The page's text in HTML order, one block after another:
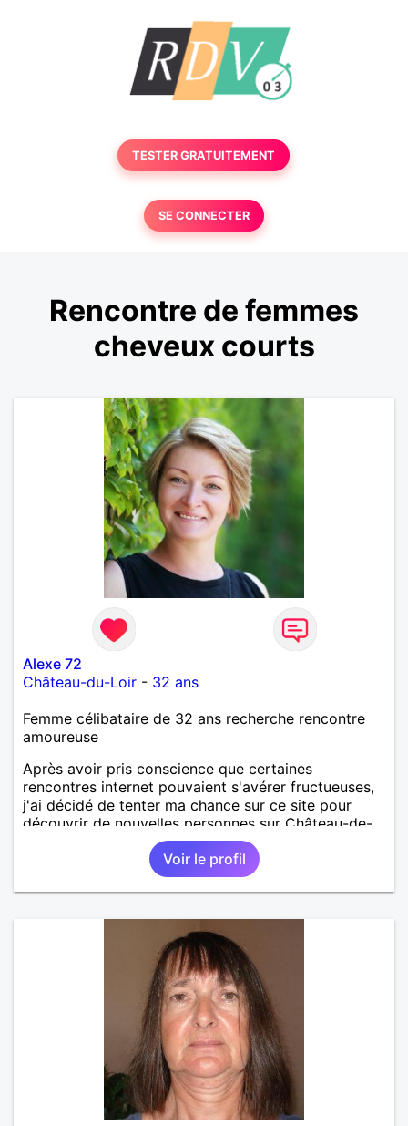
TESTER GRATUITEMENT
SE CONNECTER
Rencontre de femmes
cheveux courts
Alexe 72
Château-du-Loir - 32 ans
Femme célibataire de 32 ans recherche rencontre
amoureuse
Après avoir pris conscience que certaines
rencontres internet pouvaient s'avérer fructueuses,
j'ai décidé de tenter ma chance sur ce site pour
découvrir de nouvelles personnes sur Château-de-
Loir voire Le Mans ou La Flèche !
Voir le profil